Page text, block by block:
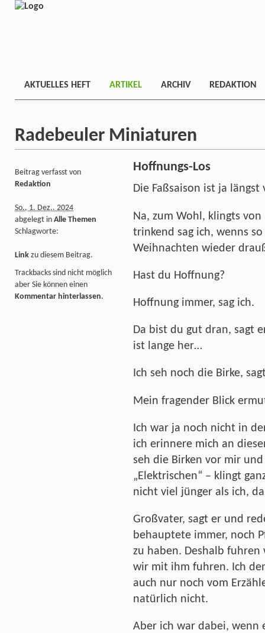
AKTUELLES HEFT ARTIKEL ARCHIV REDAKTION
Radebeuler Miniaturen
Hoffnungs-Los
Die Faßsaison ist ja
Na, zum Wohl, klingts
trinkend sag ich, wenns
Weihnachten wieder
Hast du Hoffnung?
Hoffnung immer, sag ich.
Da bist du gut dran, sagt
ist lange her…
Ich seh noch die Birke,
Mein fragender Blick
Ich war ja noch nicht in
ich erinnere mich an
seh die Birken vor mir
„Elektrischen“ – klingt
nicht viel jünger als ich,
Großvater, sagt er und
behauptete immer, noch
zu haben. Deshalb fuhren
wir mit ihm fuhren. Ich
auch nur noch vom
natürlich nicht.
Aber ich war dabei, wenn
Beitrag verfasst von
Redaktion
So., 1. Dez.. 2024
abgelegt in Alle Themen
Schlagworte:
Link zu diesem Beitrag.
Trackbacks sind nicht möglich
aber Sie können einen
Kommentar hinterlassen.